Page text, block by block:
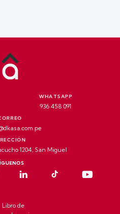
WHATSAPP
936 458 091
1204, San Miguel
Libro de